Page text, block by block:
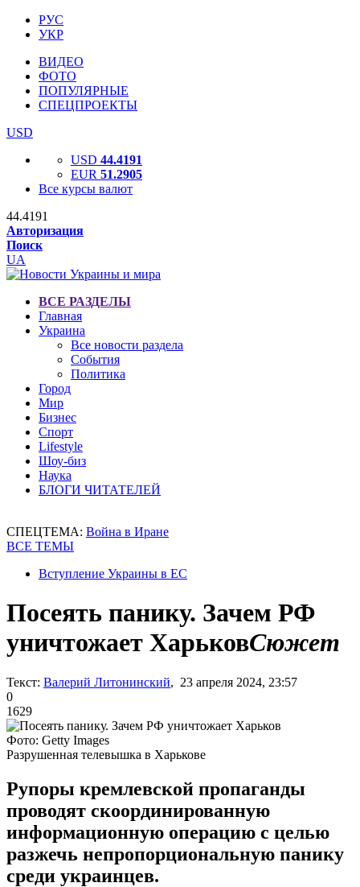
РУС
УКР
ВИДЕО
ФОТО
ПОПУЛЯРНЫЕ
СПЕЦПРОЕКТЫ
USD
USD 44.4191
EUR 51.2905
Все курсы валют
44.4191
Авторизация
Поиск
UA
ВСЕ РАЗДЕЛЫ
Главная
Украина
Все новости раздела
События
Политика
Город
Мир
Бизнес
Спорт
Lifestyle
Шоу-биз
Наука
БЛОГИ ЧИТАТЕЛЕЙ
СПЕЦТЕМА: Война в Иране
ВСЕ ТЕМЫ
Вступление Украины в ЕС
Посеять панику. Зачем РФ
уничтожает ХарьковСюжет
Текст: Валерий Литонинский, 23 апреля 2024, 23:57
0
1629
Фото: Getty Images
Разрушенная телевышка в Харькове
Рупоры кремлевской пропаганды
проводят скоординированную
информационную операцию с целью
разжечь непропорциональную панику
среди украинцев.